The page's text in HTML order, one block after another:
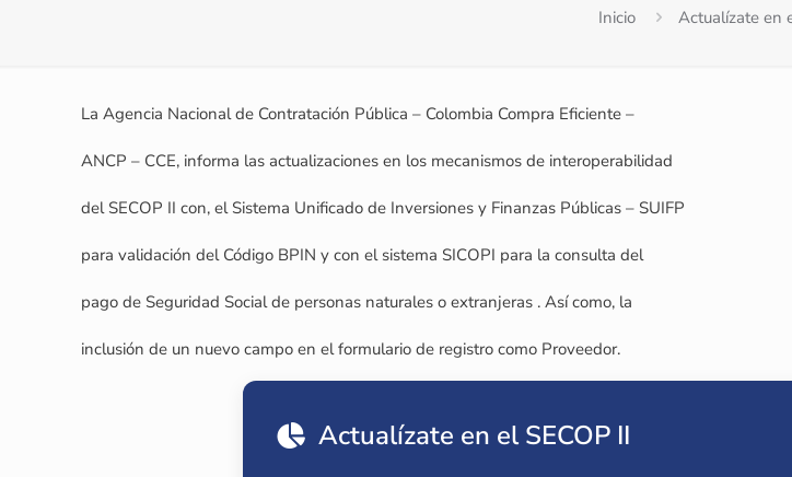
Inicio Actualízate en
La Agencia Nacional de Contratación Pública – Colombia Compra Eficiente –
ANCP – CCE, informa las actualizaciones en los mecanismos de interoperabilidad
del SECOP II con, el Sistema Unificado de Inversiones y Finanzas Públicas – SUIFP
para validación del Código BPIN y con el sistema SICOPI para la consulta del
pago de Seguridad Social de personas naturales o extranjeras . Así como, la
inclusión de un nuevo campo en el formulario de registro como Proveedor.
Actualízate en el SECOP II